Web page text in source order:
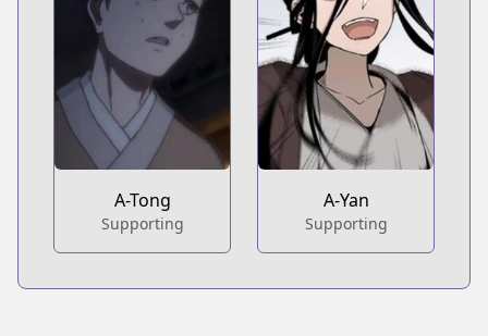
A-Tong
Supporting
A-Yan
Supporting